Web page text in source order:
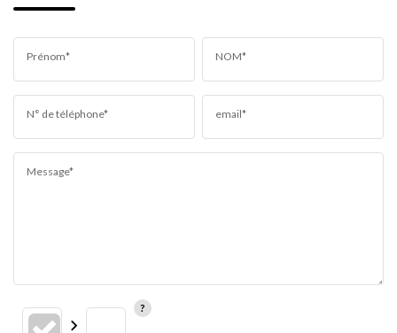
Prénom* NOM*
N° de téléphone* email*
Message*